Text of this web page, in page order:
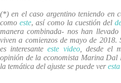
(*) en el caso argentino teniendo en
comoeste,así comola cuestión del
manera combinada- nos han
viven a comienzos de mayo de
es interesanteeste video, desde el
opinión de la economista Marina Dal
la temática del ajuste se puede ver